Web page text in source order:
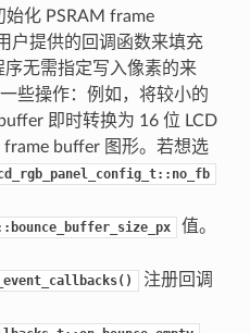
化 PSRAM frame
户提供的回调函数来填充
无需指定写入像素的来
些操作：例如，将较小的
即时转换为 16 位 LCD
buffer 图形。若想选
值。
注册回调